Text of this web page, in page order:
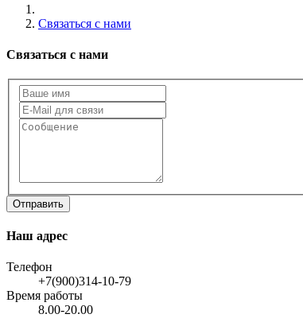
Связаться с нами
Связаться с нами
Наш адрес
Телефон
+7(900)314-10-79
Время работы
8.00-20.00